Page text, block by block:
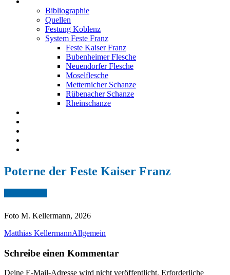
Bibliographie
Quellen
Festung Koblenz
System Feste Franz
Feste Kaiser Franz
Bubenheimer Flesche
Neuendorfer Flesche
Moselflesche
Metternicher Schanze
Rübenacher Schanze
Rheinschanze
Poterne der Feste Kaiser Franz
Foto M. Kellermann, 2026
Matthias KellermannAllgemein
Schreibe einen Kommentar
Deine E-Mail-Adresse wird nicht veröffentlicht. Erforderliche